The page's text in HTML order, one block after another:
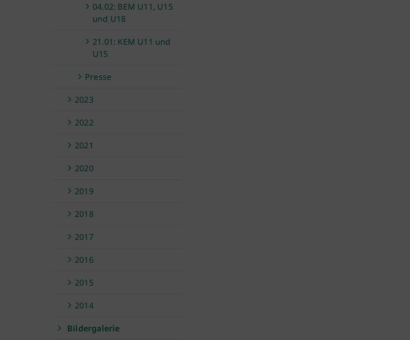
04.02: BEM U11, U15
und U18
21.01: KEM U11 und
U15
Presse
2023
2022
2021
2020
2019
2018
2017
2016
2015
2014
Bildergalerie